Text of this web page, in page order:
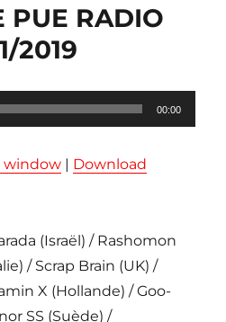
PUE RADIO
2019
00:00
window | Download
(Israël) / Rashomon
/ Scrap Brain (UK) /
X (Hollande) / Goo-
SS (Suède) /